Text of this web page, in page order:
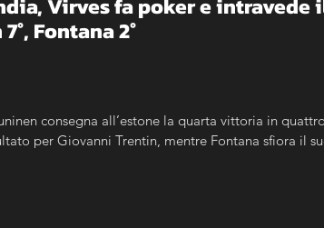
Virves fa poker e intravede
Fontana 2°
consegna all’estone la quarta vittoria in
per Giovanni Trentin, mentre Fontana sfiora il